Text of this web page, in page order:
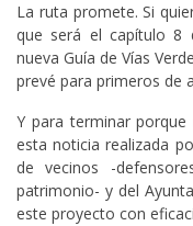
La ruta promete. Si
que será el capítulo 8
nueva Guía de Vías
prevé para primeros de
Y para terminar
esta noticia realizada
de vecinos -
patrimonio- y del
este proyecto con